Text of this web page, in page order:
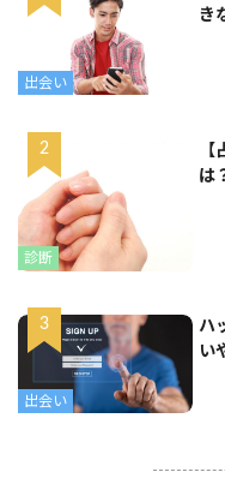
出会い
き
診断
は
出会い
ハ
い